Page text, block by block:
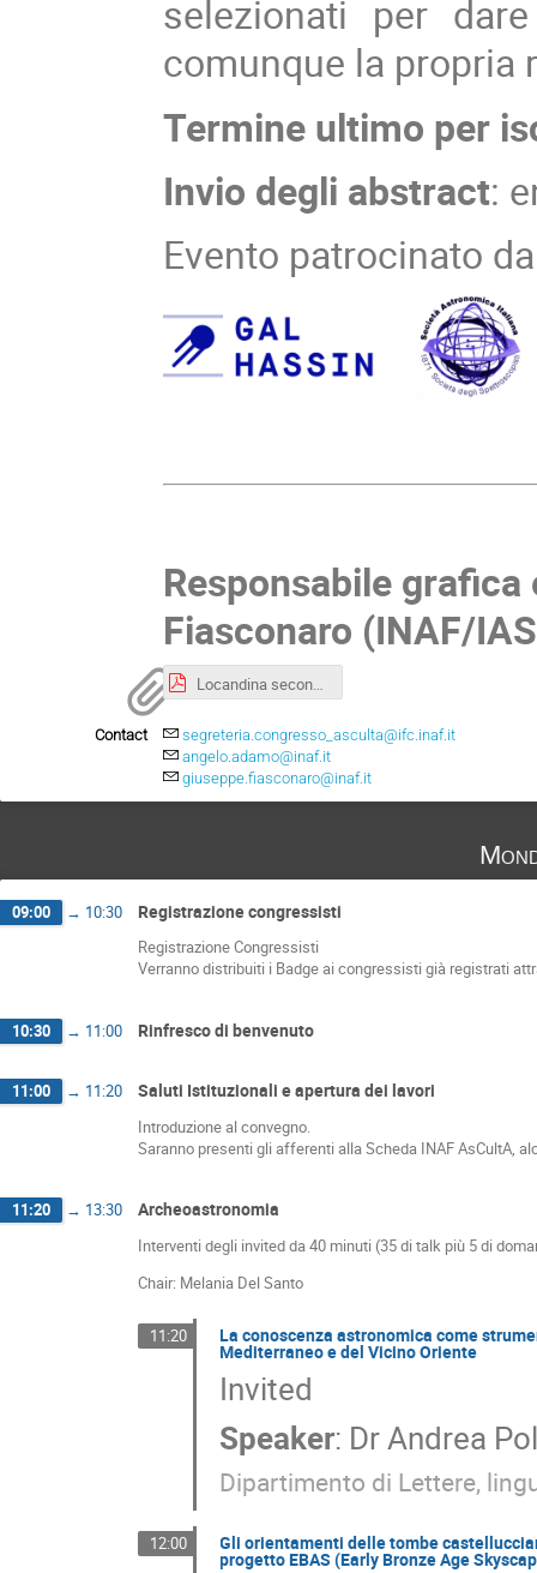
selezionati per
comunque la propria
Termine ultimo per
Invio degli abstract:
Evento patrocinato
Responsabile
Fiasconaro (INAF/
Locandina seconda edizione Asculta.pdf
Contact
segreteria.congresso_asculta@ifc.inaf.it
angelo.adamo@inaf.it
giuseppe.fiasconaro@inaf.it
09:00 → 10:30 Registrazione congressisti
Registrazione Congressisti
Verranno distribuiti i Badge ai congressisti già registrati
10:30 → 11:00 Rinfresco di benvenuto
11:00 → 11:20 Saluti Istituzionali e apertura dei lavori
Introduzione al convegno.
Saranno presenti gli afferenti alla Scheda INAF AsCultA,
11:20 → 13:30 Archeoastronomia
Interventi degli invited da 40 minuti (35 di talk più 5 di
Chair: Melania Del Santo
11:20 La conoscenza astronomica come
Mediterraneo e del Vicino Oriente
Invited
Speaker: DrAndrea
Dipartimento di Lettere,
12:00 Gli orientamenti delle tombe
progetto EBAS (Early Bronze Age